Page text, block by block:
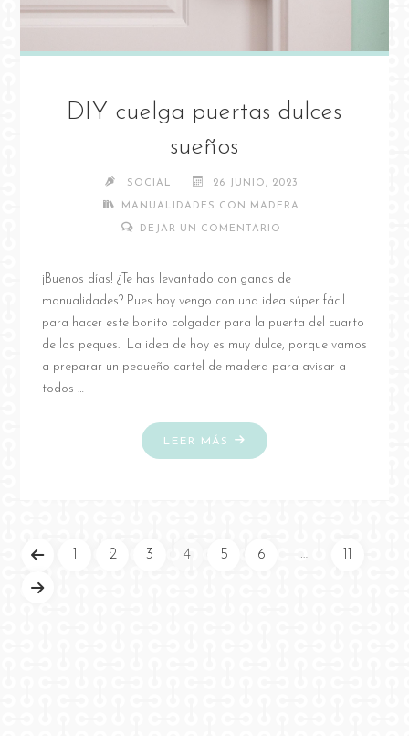
DIY cuelga puertas dulces
sueños
SOCIAL 26 JUNIO, 2023
MANUALIDADES CON MADERA
DEJAR UN COMENTARIO
¡Buenos días! ¿Te has levantado con ganas de
manualidades? Pues hoy vengo con una idea súper fácil
para hacer este bonito colgador para la puerta del cuarto
de los peques. La idea de hoy es muy dulce, porque vamos
a preparar un pequeño cartel de madera para avisar a
todos …
LEER MÁS
"DIY
CUELGA
Paginación
2 3 4 5 6 …